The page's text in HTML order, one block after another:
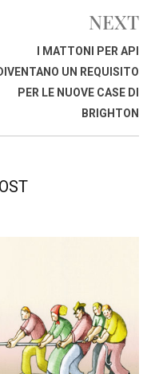
NEXT
I MATTONI PER API
UN REQUISITO
PER LE NUOVE CASE DI
BRIGHTON